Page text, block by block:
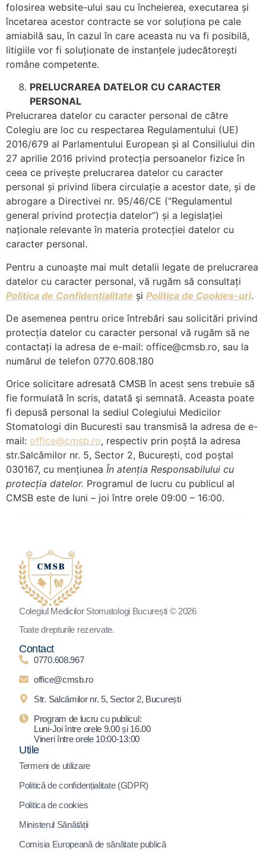
folosirea website-ului sau cu încheierea, executarea și
încetarea acestor contracte se vor soluționa pe cale
amiabilă sau, în cazul în care aceasta nu va fi posibilă,
litigiile vor fi soluționate de instanțele judecătorești
române competente.
PRELUCRAREA DATELOR CU CARACTER
PERSONAL
Prelucrarea datelor cu caracter personal de către
Colegiu are loc cu respectarea Regulamentului (UE)
2016/679 al Parlamentului European și al Consiliului din
27 aprilie 2016 privind protecția persoanelor fizice în
ceea ce privește prelucrarea datelor cu caracter
personal și privind libera circulație a acestor date, și de
abrogare a Directivei nr. 95/46/CE (”Regulamentul
general privind protecția datelor”) și a legislației
naționale relevante în materia protecției datelor cu
caracter personal.
Pentru a cunoaște mai mult detalii legate de prelucrarea
datelor cu caracter personal, vă rugăm să consultați
Politica de Confidențialitate și Politica de Cookies-uri.
De asemenea pentru orice întrebări sau solicitări privind
protecția datelor cu caracter personal vă rugăm să ne
contactați la adresa de e-mail: office@cmsb.ro, sau la
numărul de telefon 0770.608.180
Orice solicitare adresată CMSB în acest sens trebuie să
fie formulată în scris, datată şi semnată. Aceasta poate
fi depusă personal la sediul Colegiului Medicilor
Stomatologi din Bucuresti sau transmisă la adresa de e-
mail: office@cmsb.ro, respectiv prin poștă la adresa
str.Salcâmilor nr. 5, Sector 2, București, cod poștal
030167, cu mențiunea În atenția Responsabilului cu
protecția datelor. Programul de lucru cu publicul al
CMSB este de luni – joi între orele 09:00 – 16:00.
Colegiul Medicilor Stomatologi București © 2026
Toate drepturile rezervate.
Contact
0770.608.967
office@cmsb.ro
Str. Salcâmilor nr. 5, Sector 2, București
Program de lucru cu publicul:
Luni-Joi între orele 9.00 și 16.00
Vineri între orele 10:00-13:00
Utile
Termeni de utilizare
Politică de confidențialitate (GDPR)
Politica de cookies
Ministerul Sănătății
Comisia Europeană de sănătate publică